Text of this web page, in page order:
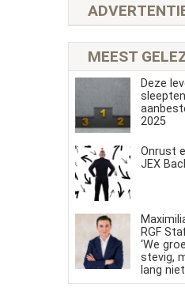
MEEST
Deze
2025
Onrust
JEX
RGF
‘We
stevig,
lang